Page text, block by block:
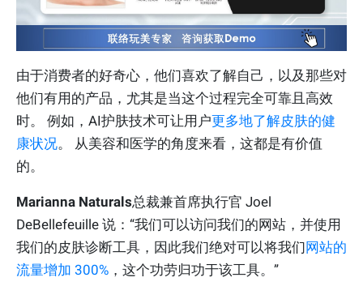
由于消费者的好奇心，他们喜欢了解自己，以及那些对
他们有用的产品，尤其是当这个过程完全可靠且高效
时。 例如，AI护肤技术可让用户更多地了解皮肤的健
康状况。 从美容和医学的角度来看，这都是有价值
的。
Marianna Naturals总裁兼首席执行官 Joel
DeBellefeuille 说：“我们可以访问我们的网站，并使用
我们的皮肤诊断工具，因此我们绝对可以将我们网站的
流量增加 300% ，这个功劳归功于该工具。”